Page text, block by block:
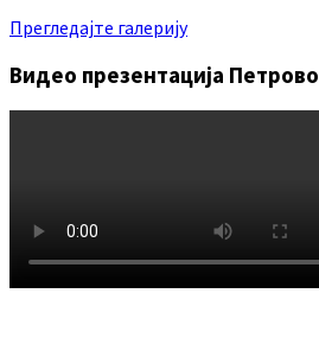
Прегледајте галерију
Видео презентација Петрово